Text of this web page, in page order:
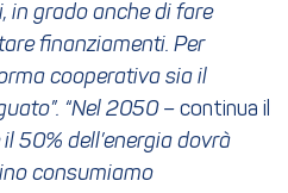
in grado anche di fare
finanziamenti. Per
cooperativa sia il
“Nel 2050 – continua il
50% dell’energia dovrà
consumiamo